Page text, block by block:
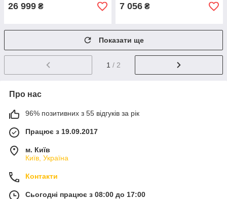
26 999 ₴ 7 056 ₴
Показати ще
1 / 2
Про нас
96% позитивних з 55 відгуків за рік
Працює з 19.09.2017
м. Київ
Київ, Україна
Контакти
Сьогодні працює з 08:00 до 17:00